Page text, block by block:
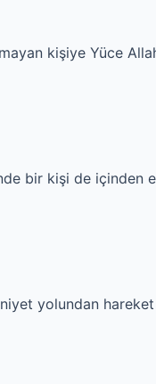
kişiye Yüce
bir kişi de
yolundan